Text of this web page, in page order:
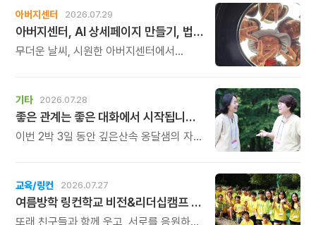
교육의 중심에 있는 나 자신을 돌보고
회복하는 시간입니다. 누군가를 가르치기
위해 애써온 시간만큼, 이제는 자신을 위한
쉼과 치유의 시간을 선물해 보시기
아버지센터 2026.07.29
아버지센터, AI 상세페이지 만들기, 법인사용설명서, 사진 일일특강, 숏츠 만들기 등 8월 프로그램 신청하세요
무더운 날씨, 시원한 아버지센터에서
드립니다.
기타 2026.07.28
좋은 관계는 좋은 대화에서 시작됩니다 비폭력대화(NVC) 2박 3일 워크숍
이번 2박 3일 동안 깊은산속 옹달샘의 자연
그리고 비폭력대화의 원리를 통해
가족과의 대화, 부부의 대화, 부모와 자녀의
대화, 직장과 공동체에서의 대화를 새로운
시선으로 바라보게 됩니다. 한 사람의 말이
교육/링컨 2026.07.27
여름방학 링컨학교 비전&리더십캠프 모집
또래 친구들과 함께 웃고, 서로를 응원하며